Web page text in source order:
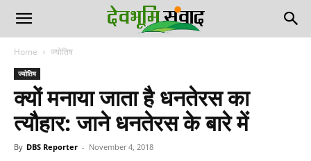
Home ज्योतिष
ज्योतिष
क्यों मनाया जाता है धनतेरस का
त्यौहार: जाने धनतेरस के बारे में
By DBS Reporter - November 4, 2018